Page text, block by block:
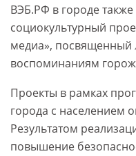
ВЭБ.РФ в городе также
социокультурный
медиа»,
воспоминаниям
Проекты в рамках
города с населением
Результатом
повышение